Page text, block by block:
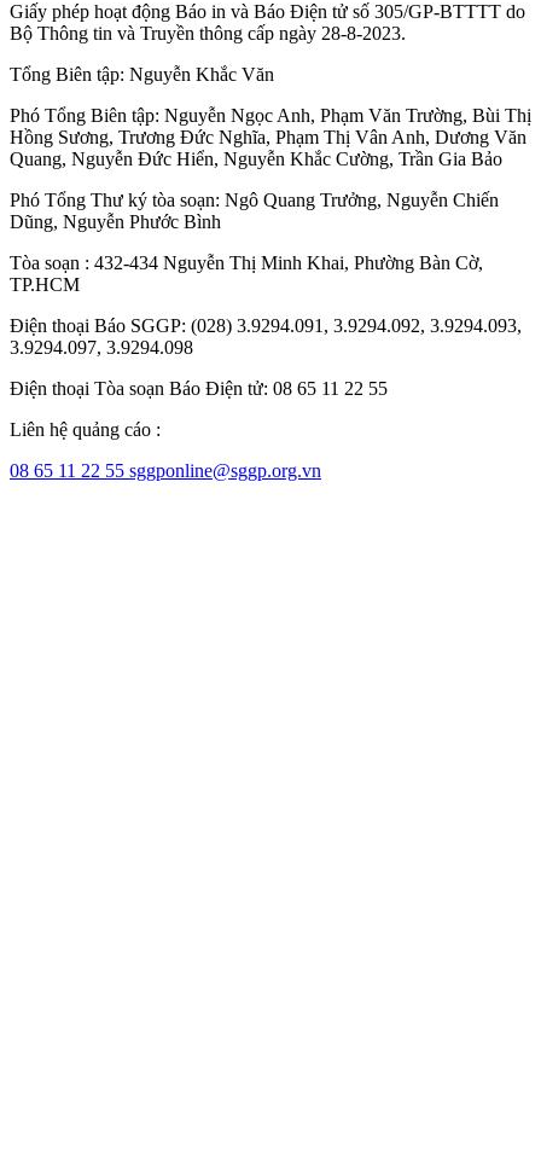
Giấy phép hoạt động Báo in và Báo Điện tử số 305/GP-BTTTT do
Bộ Thông tin và Truyền thông cấp ngày 28-8-2023.
Tổng Biên tập: Nguyễn Khắc Văn
Phó Tổng Biên tập: Nguyễn Ngọc Anh, Phạm Văn Trường, Bùi Thị
Hồng Sương, Trương Đức Nghĩa, Phạm Thị Vân Anh, Dương Văn
Quang, Nguyễn Đức Hiển, Nguyễn Khắc Cường, Trần Gia Bảo
Phó Tổng Thư ký tòa soạn: Ngô Quang Trưởng, Nguyễn Chiến
Dũng, Nguyễn Phước Bình
Tòa soạn : 432-434 Nguyễn Thị Minh Khai, Phường Bàn Cờ,
TP.HCM
Điện thoại Báo SGGP: (028) 3.9294.091, 3.9294.092, 3.9294.093,
3.9294.097, 3.9294.098
Điện thoại Tòa soạn Báo Điện tử: 08 65 11 22 55
Liên hệ quảng cáo :
08 65 11 22 55 sggponline@sggp.org.vn